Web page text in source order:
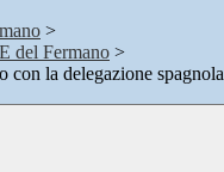
>
del Fermano >
con la delegazione spagnola